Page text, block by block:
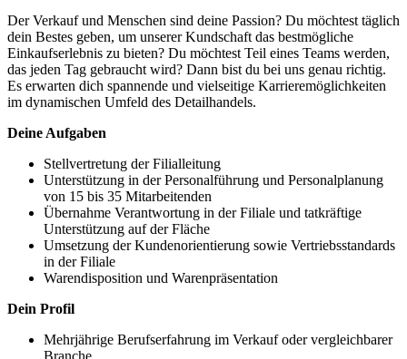
Der Verkauf und Menschen sind deine Passion? Du möchtest täglich
dein Bestes geben, um unserer Kundschaft das bestmögliche
Einkaufserlebnis zu bieten? Du möchtest Teil eines Teams werden,
das jeden Tag gebraucht wird? Dann bist du bei uns genau richtig.
Es erwarten dich spannende und vielseitige Karrieremöglichkeiten
im dynamischen Umfeld des Detailhandels.
Deine Aufgaben
Stellvertretung der Filialleitung
Unterstützung in der Personalführung und Personalplanung
von 15 bis 35 Mitarbeitenden
Übernahme Verantwortung in der Filiale und tatkräftige
Unterstützung auf der Fläche
Umsetzung der Kundenorientierung sowie Vertriebsstandards
in der Filiale
Warendisposition und Warenpräsentation
Dein Profil
Mehrjährige Berufserfahrung im Verkauf oder vergleichbarer
Branche